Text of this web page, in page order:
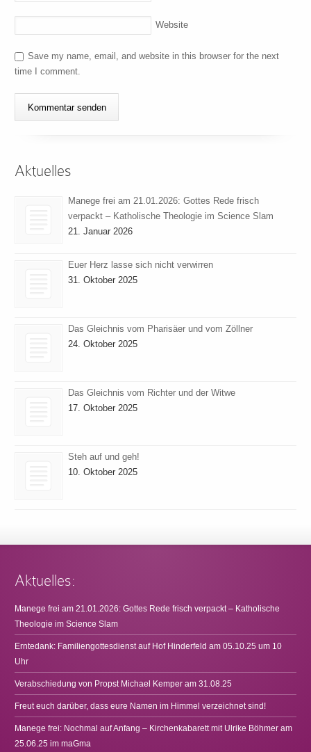
Website
Save my name, email, and website in this browser for the next
time I comment.
Aktuelles
Manege frei am 21.01.2026: Gottes Rede frisch
verpackt – Katholische Theologie im Science Slam
21. Januar 2026
Euer Herz lasse sich nicht verwirren
31. Oktober 2025
Das Gleichnis vom Pharisäer und vom Zöllner
24. Oktober 2025
Das Gleichnis vom Richter und der Witwe
17. Oktober 2025
Steh auf und geh!
10. Oktober 2025
Aktuelles:
Manege frei am 21.01.2026: Gottes Rede frisch verpackt – Katholische
Theologie im Science Slam
Erntedank: Familiengottesdienst auf Hof Hinderfeld am 05.10.25 um 10
Uhr
Verabschiedung von Propst Michael Kemper am 31.08.25
Freut euch darüber, dass eure Namen im Himmel verzeichnet sind!
Manege frei: Nochmal auf Anfang – Kirchenkabarett mit Ulrike Böhmer am
25.06.25 im maGma